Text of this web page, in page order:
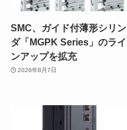
SMC、ガイド付薄形シリン
ダ「MGPK Series」のライ
ンアップを拡充
2026年8月7日